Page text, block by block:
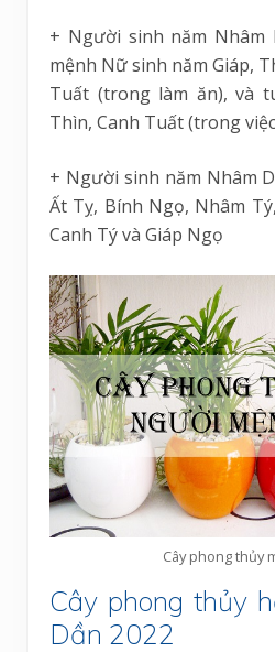
+ Người sinh năm Nhâm
mệnh Nữ sinh năm Giáp,
Tuất (trong làm ăn), và
Thìn, Canh Tuất (trong
+ Người sinh năm Nhâm
Ất Tỵ, Bính Ngọ, Nhâm
Canh Tý và Giáp Ngọ
Cây phong thủy
Cây phong thủy
Dần 2022